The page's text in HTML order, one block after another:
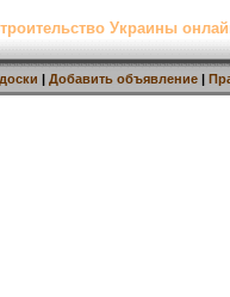
Украины
| Добавить объявление |